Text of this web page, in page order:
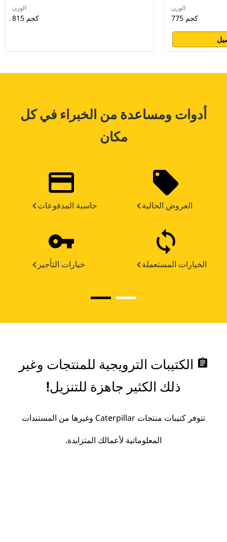
الوزن
815 كجم
الوزن
775 كجم
أدوات ومساعدة من الخبراء في كل
مكان
حاسبة المدفوعات العروض الحالية
خيارات التأجير الخيارات المستعملة
assignment الكتيبات الترويجية للمنتجات وغير
ذلك الكثير جاهزة للتنزيل!
تتوفر كتيبات منتجات Caterpillar وغيرها من المستندات
المعلوماتية لأعمالك المتزايدة.